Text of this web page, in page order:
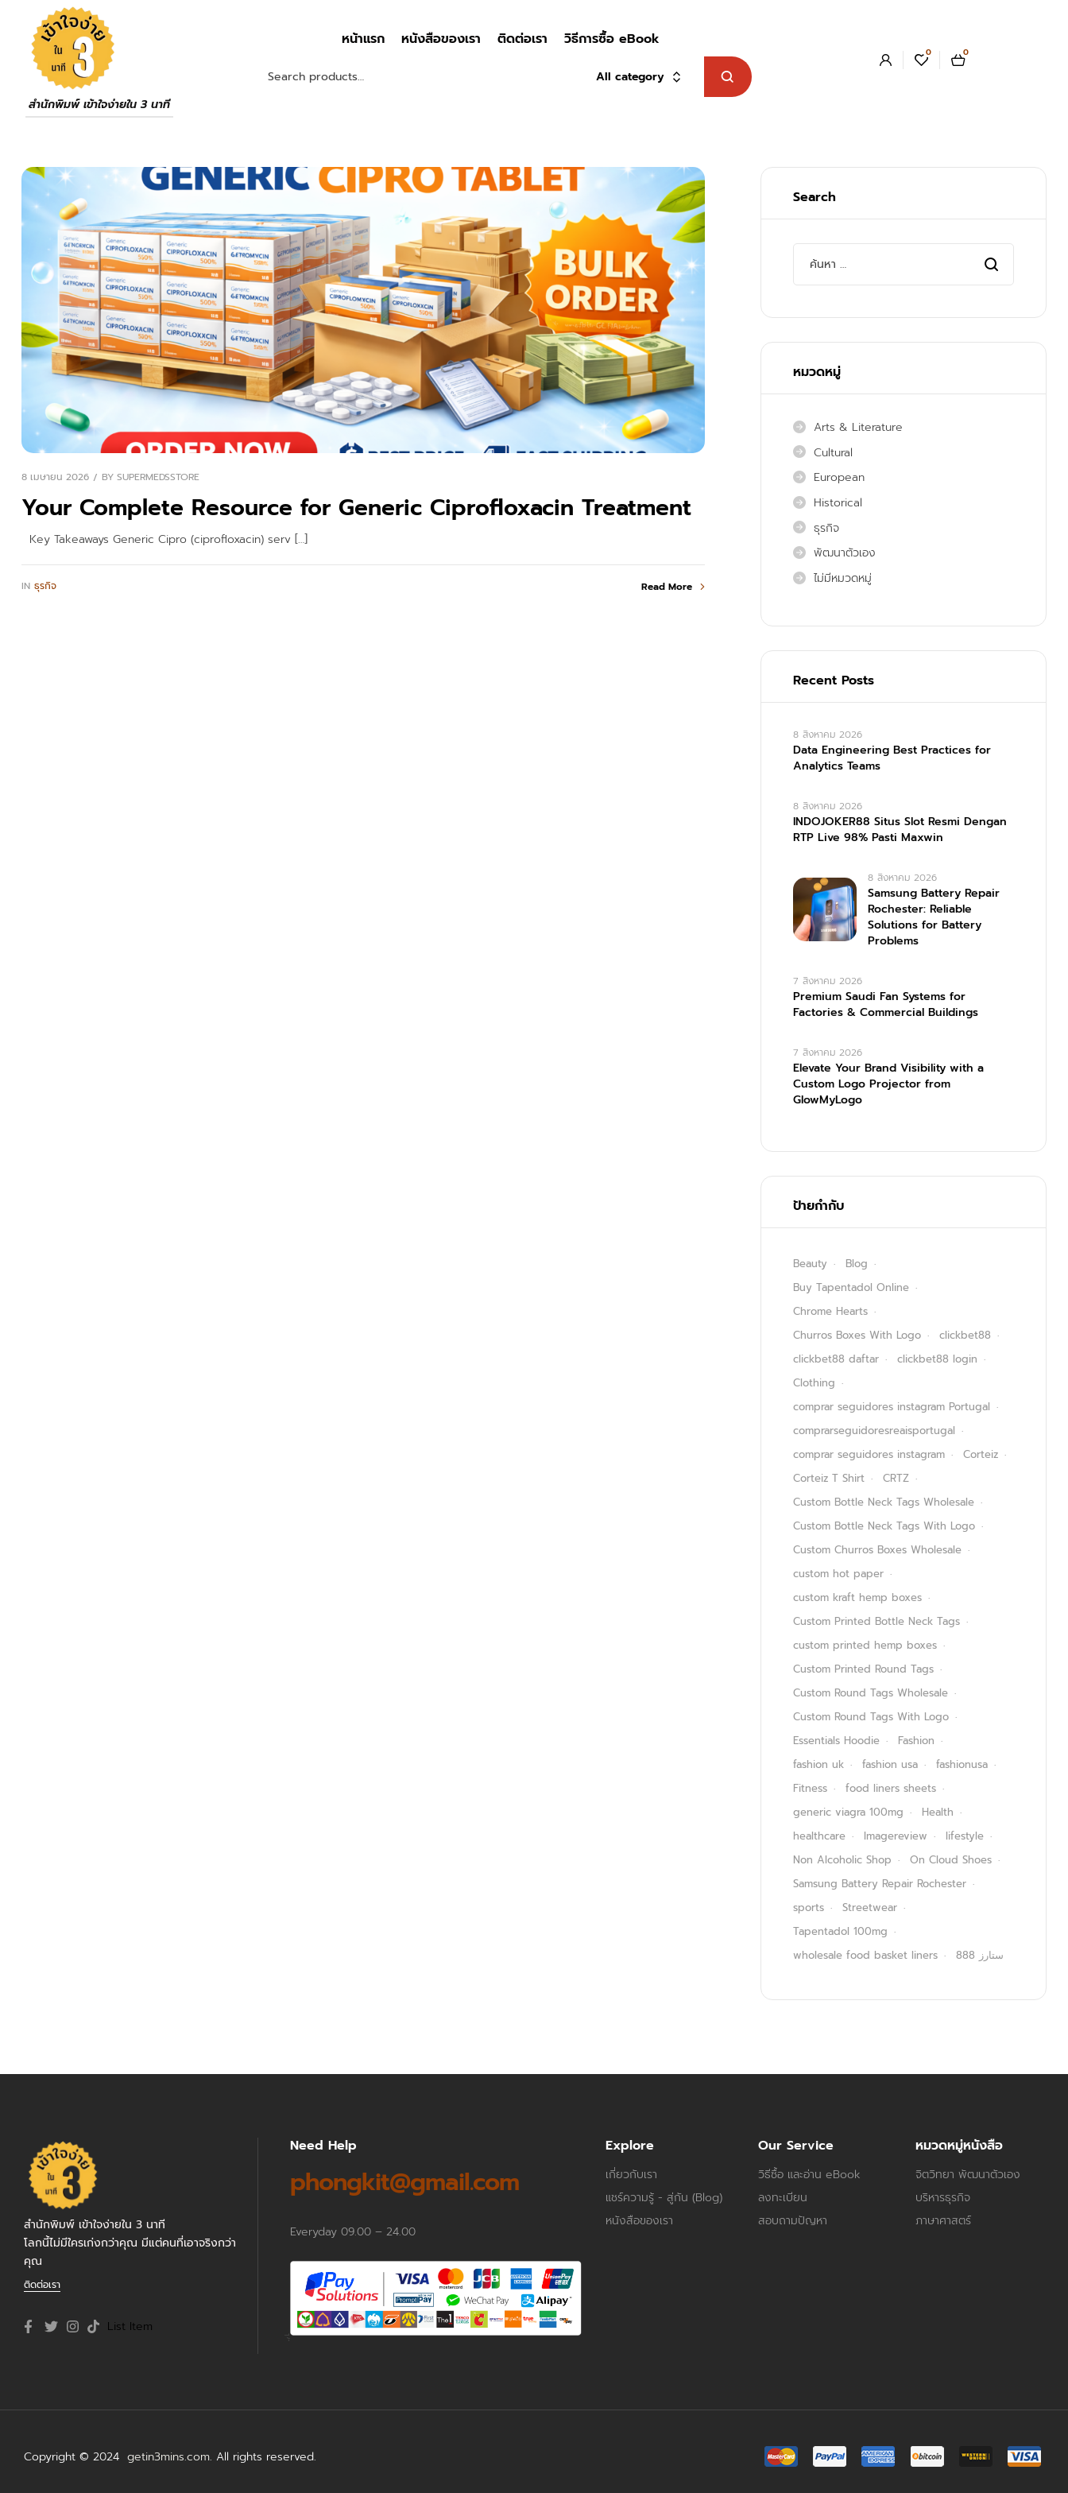
สำนักพิมพ์ เข้าใจง่ายใน 3 นาที
หน้าแรก หนังสือของเรา ติดต่อเรา วิธีการซื้อ eBook
All category
0 0
8 เมษายน 2026 BY SUPERMEDSSTORE
Your Complete Resource for Generic Ciprofloxacin Treatment
Key Takeaways Generic Cipro (ciprofloxacin) serv […]
IN ธุรกิจ Read More
Search
หมวดหมู่
Arts & Literature
Cultural
European
Historical
ธุรกิจ
พัฒนาตัวเอง
ไม่มีหมวดหมู่
Recent Posts
8 สิงหาคม 2026
Data Engineering Best Practices for
Analytics Teams
8 สิงหาคม 2026
INDOJOKER88 Situs Slot Resmi Dengan
RTP Live 98% Pasti Maxwin
8 สิงหาคม 2026
Samsung Battery Repair
Rochester: Reliable
Solutions for Battery
Problems
7 สิงหาคม 2026
Premium Saudi Fan Systems for
Factories & Commercial Buildings
7 สิงหาคม 2026
Elevate Your Brand Visibility with a
Custom Logo Projector from
GlowMyLogo
ป้ายกำกับ
Beauty
Blog
Buy Tapentadol Online
Chrome Hearts
Churros Boxes With Logo
clickbet88
clickbet88 daftar
clickbet88 login
Clothing
comprar seguidores instagram Portugal
comprarseguidoresreaisportugal
comprar seguidores instagram
Corteiz
Corteiz T Shirt
CRTZ
Custom Bottle Neck Tags Wholesale
Custom Bottle Neck Tags With Logo
Custom Churros Boxes Wholesale
custom hot paper
custom kraft hemp boxes
Custom Printed Bottle Neck Tags
custom printed hemp boxes
Custom Printed Round Tags
Custom Round Tags Wholesale
Custom Round Tags With Logo
Essentials Hoodie
Fashion
fashion uk
fashion usa
fashionusa
Fitness
food liners sheets
generic viagra 100mg
Health
healthcare
Imagereview
lifestyle
Non Alcoholic Shop
On Cloud Shoes
Samsung Battery Repair Rochester
sports
Streetwear
Tapentadol 100mg
wholesale food basket liners
ستارز 888
สำนักพิมพ์ เข้าใจง่ายใน 3 นาที
โลกนี้ไม่มีใครเก่งกว่าคุณ มีแต่คนที่เอาจริงกว่า
คุณ
ติดต่อเรา
List Item
Need Help
phongkit@gmail.com
Everyday 09.00 – 24.00
Explore
เกี่ยวกับเรา
แชร์ความรู้ - สู่กัน (Blog)
หนังสือของเรา
Our Service
วิธีซื้อ และอ่าน eBook
ลงทะเบียน
สอบถามปัญหา
หมวดหมู่หนังสือ
จิตวิทยา พัฒนาตัวเอง
บริหารธุรกิจ
ภาษาศาสตร์
Copyright © 2024 getin3mins.com. All rights reserved.